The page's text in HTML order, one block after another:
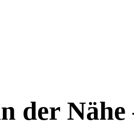
der